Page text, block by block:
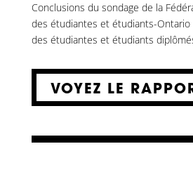
Conclusions du sondage de la
des étudiantes et étudiants-Ontario
des étudiantes et étudiants
VOYEZ LE